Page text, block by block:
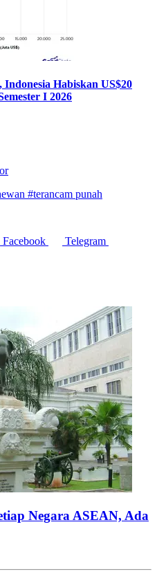
Habiskan US$20
I 2026
#terancam punah
Facebook
Telegram
Negara ASEAN, Ada